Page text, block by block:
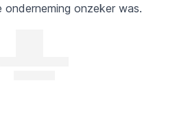
onzeker was.